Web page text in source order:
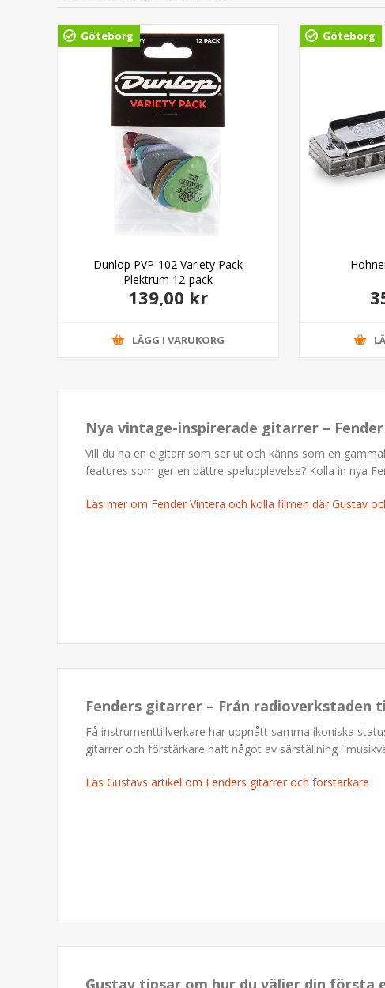
Göteborg
Dunlop PVP-102 Variety Pack
Plektrum 12-pack
139,00 kr
LÄGG I VARUKORG
Göteborg
Nya vintage-inspirerade gitarrer –
Vill du ha en elgitarr som ser ut och känns som en
features som ger en bättre spelupplevelse? Kolla in nya
Läs mer om Fender Vintera och kolla filmen där Gustav
Fenders gitarrer – Från radioverkstaden
Få instrumenttillverkare har uppnått samma ikoniska
gitarrer och förstärkare haft något av särställning i
Läs Gustavs artikel om Fenders gitarrer och förstärkare
Gustav tipsar om hur du väljer din första